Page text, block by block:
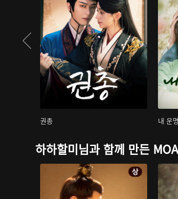
권총 내 운
하하할미님과 함께 만든